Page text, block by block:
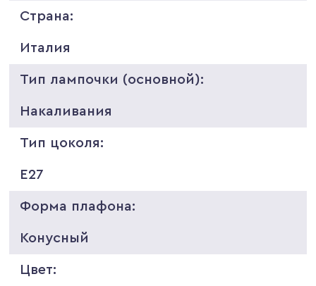
Страна:
Италия
Тип лампочки (основной):
Накаливания
Тип цоколя:
E27
Форма плафона:
Конусный
Цвет: